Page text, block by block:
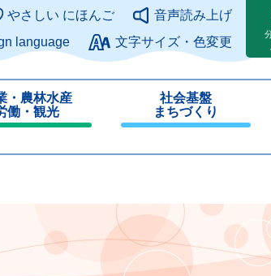
このページの本文へ
やさしい にほんご
音声読み上げ
language
文字サイズ・色変更
・農林水産
働・観光
社会基盤
まちづくり
じ